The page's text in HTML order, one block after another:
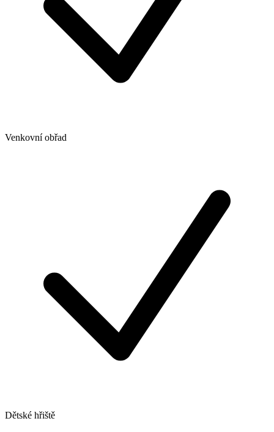
Venkovní obřad
Dětské hřiště